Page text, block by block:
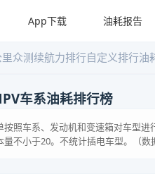
App下载 油耗报告
众测续航力排行自定义排行油
车系油耗排行榜
按照车系、发动机和变速箱对车型
量不小于20。不统计插电车型。（数